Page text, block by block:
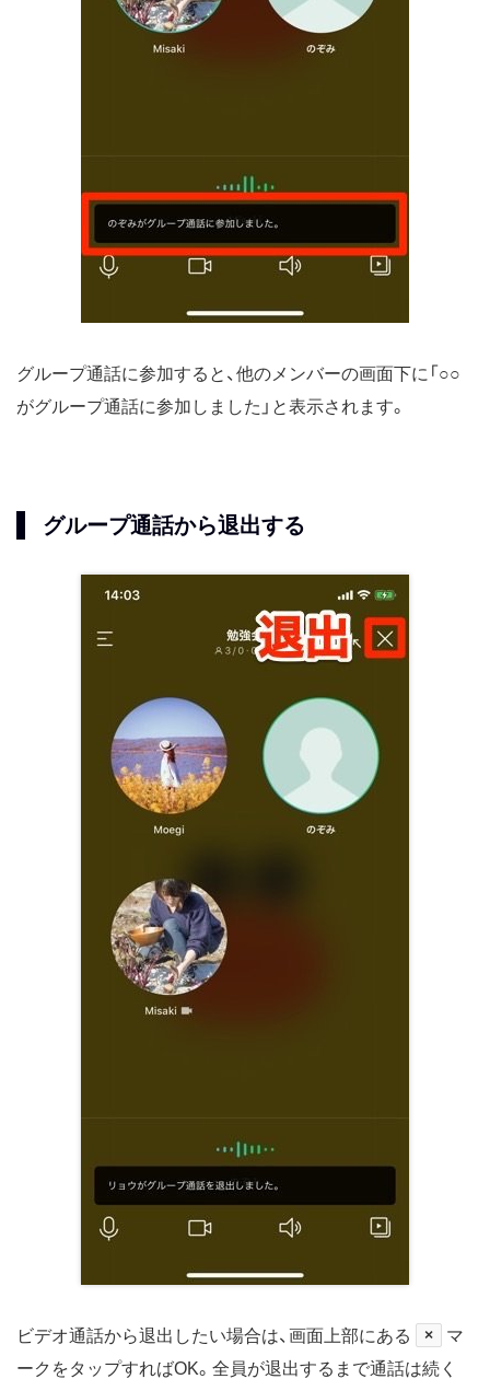
グループ通話に参加すると、他のメンバーの画面下に「○○
がグループ通話に参加しました」と表示されます。
グループ通話から退出する
ビデオ通話から退出したい場合は、画面上部にある ×
マ
ークをタップすればOK。全員が退出するまで通話は続く